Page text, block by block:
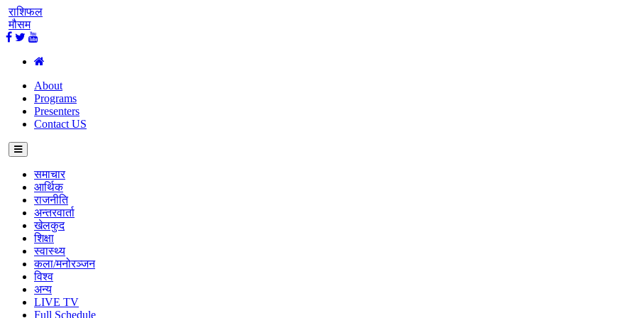
राशिफल
मौसम
About
Programs
Presenters
Contact US
समाचार
आर्थिक
राजनीति
अन्तरवार्ता
खेलकुद
शिक्षा
स्वास्थ्य
कला/मनोरञ्जन
विश्व
अन्य
LIVE TV
Full Schedule